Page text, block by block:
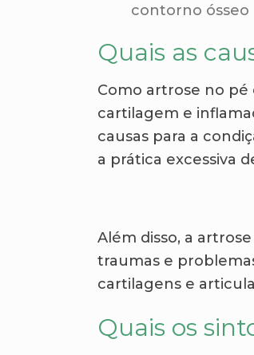
contorno ósseo
Quais as
Como artrose no
cartilagem e
causas para a
a prática excessiva
Além disso, a
traumas e
cartilagens e
Quais os